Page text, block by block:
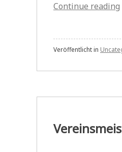
Continue reading
Veröffentlicht in